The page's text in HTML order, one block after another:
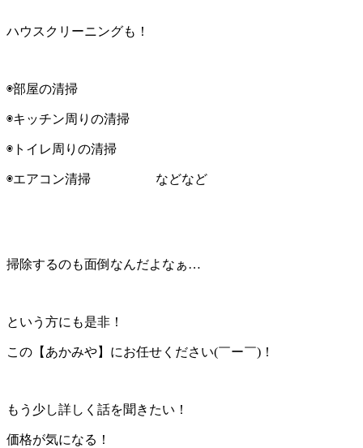
ハウスクリーニングも！
◉部屋の清掃
◉キッチン周りの清掃
◉トイレ周りの清掃
◉エアコン清掃 などなど
掃除するのも面倒なんだよなぁ…
という方にも是非！
この【あかみや】にお任せください(￣ー￣)！
もう少し詳しく話を聞きたい！
価格が気になる！